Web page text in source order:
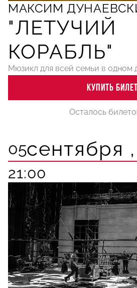
МАКСИМ
"ЛЕТУЧИЙ
КОРАБЛЬ"
Мюзикл для всей семьи в одном
КУПИТЬ БИЛЕТ
Осталось
05сентября ,
21:00